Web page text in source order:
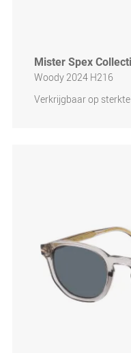
Mister Spex
Woody 2024 H216
Verkrijgbaar op sterkte